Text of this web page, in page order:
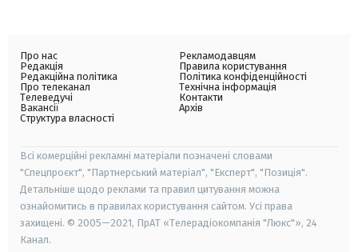
Про нас
Редакція
Редакційна політика
Про телеканал
Телеведучі
Вакансії
Структура власності
Рекламодавцям
Правила користування
Політика конфіденційності
Технічна інформація
Контакти
Архів
Всі комерційні рекламні матеріали позначені словами
"Спецпроєкт", "Партнерський матеріал", "Експерт", "Позиція".
Детальніше щодо реклами та правил цитування можна
ознайомитись в правилах користування сайтом. Усі права
захищені. © 2005—2021, ПрАТ «Телерадіокомпанія "Люкс"», 24
Канал.